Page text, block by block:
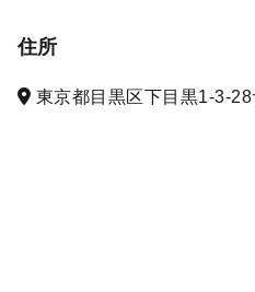
住所
東京都目黒区下目黒1-3-